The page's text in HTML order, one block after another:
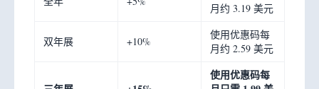
月约 3.19 美元
双年展 +10%
使用优惠码每
月约 2.59 美元
使用优惠码每